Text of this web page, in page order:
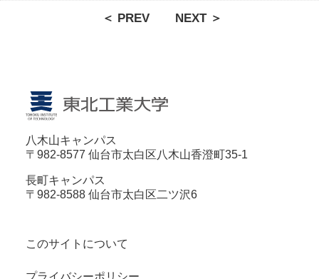
＜ PREV NEXT ＞
八木山キャンパス
〒982-8577 仙台市太白区八木山香澄町35-1
長町キャンパス
〒982-8588 仙台市太白区二ツ沢6
このサイトについて